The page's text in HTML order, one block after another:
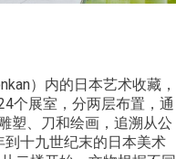
）内的日本艺术收藏，
个展室，分两层布置，通
塑、刀和绘画，追溯从公
到十九世纪末的日本美术